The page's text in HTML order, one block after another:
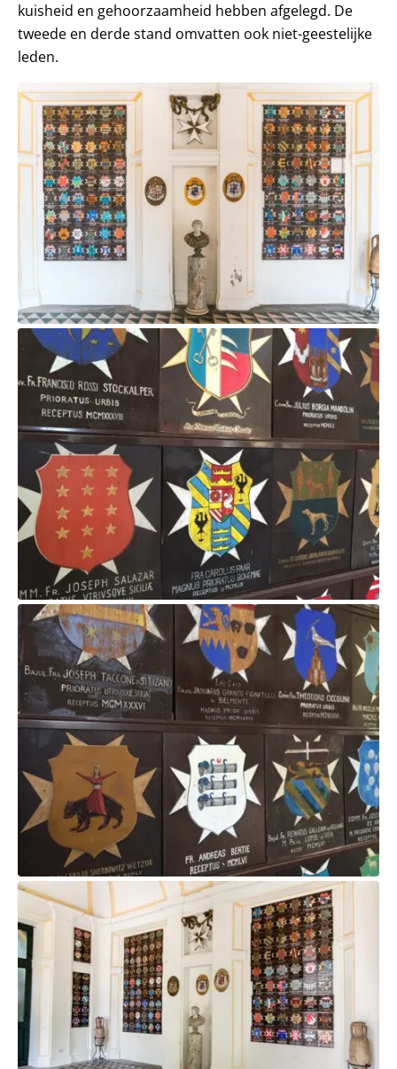
kuisheid en gehoorzaamheid hebben afgelegd. De
tweede en derde stand omvatten ook niet-geestelijke
leden.